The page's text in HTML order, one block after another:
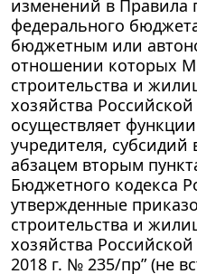
изменений в Правила
федерального
бюджетным или
отношении которых
строительства и
хозяйства
осуществляет
учредителя, субсидий
абзацем вторым
Бюджетного кодекса
утвержденные
строительства и
хозяйства
2018 г. № 235/пр” (не